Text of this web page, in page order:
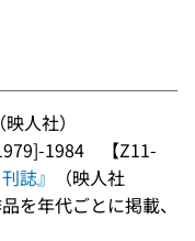
（映人社）
1984 【Z11-
誌』
（映人社
年代ごとに掲載、